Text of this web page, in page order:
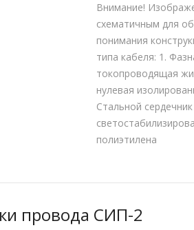
Внимание!
схематичным для
понимания
типа кабеля: 1.
токопроводящая
нулевая
Стальной
полиэтилена
провода СИП-2